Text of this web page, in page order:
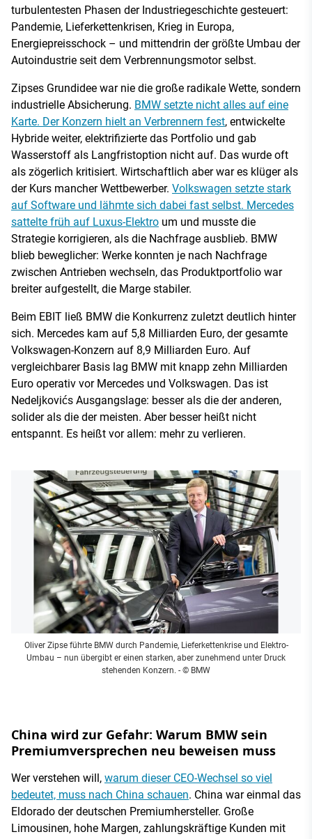
turbulentesten Phasen der Industriegeschichte gesteuert:
Pandemie, Lieferkettenkrisen, Krieg in Europa,
Energiepreisschock – und mittendrin der größte Umbau der
Autoindustrie seit dem Verbrennungsmotor selbst.
Zipses Grundidee war nie die große radikale Wette, sondern
industrielle Absicherung. BMW setzte nicht alles auf eine
Karte. Der Konzern hielt an Verbrennern fest, entwickelte
Hybride weiter, elektrifizierte das Portfolio und gab
Wasserstoff als Langfristoption nicht auf. Das wurde oft
als zögerlich kritisiert. Wirtschaftlich aber war es klüger als
der Kurs mancher Wettbewerber. Volkswagen setzte stark
auf Software und lähmte sich dabei fast selbst. Mercedes
sattelte früh auf Luxus-Elektro um und musste die
Strategie korrigieren, als die Nachfrage ausblieb. BMW
blieb beweglicher: Werke konnten je nach Nachfrage
zwischen Antrieben wechseln, das Produktportfolio war
breiter aufgestellt, die Marge stabiler.
Beim EBIT ließ BMW die Konkurrenz zuletzt deutlich hinter
sich. Mercedes kam auf 5,8 Milliarden Euro, der gesamte
Volkswagen-Konzern auf 8,9 Milliarden Euro. Auf
vergleichbarer Basis lag BMW mit knapp zehn Milliarden
Euro operativ vor Mercedes und Volkswagen. Das ist
Nedeljkovićs Ausgangslage: besser als die der anderen,
solider als die der meisten. Aber besser heißt nicht
entspannt. Es heißt vor allem: mehr zu verlieren.
Oliver Zipse führte BMW durch Pandemie, Lieferkettenkrise und Elektro-
Umbau – nun übergibt er einen starken, aber zunehmend unter Druck
stehenden Konzern. - © BMW
China wird zur Gefahr: Warum BMW sein
Premiumversprechen neu beweisen muss
Wer verstehen will, warum dieser CEO-Wechsel so viel
bedeutet, muss nach China schauen. China war einmal das
Eldorado der deutschen Premiumhersteller. Große
Limousinen, hohe Margen, zahlungskräftige Kunden mit